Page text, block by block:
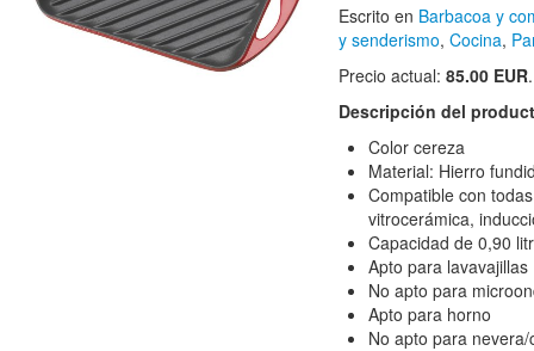
Escrito en Barbacoa y
y senderismo, Cocina,
Precio actual: 85.00 EUR.
Descripción del
Color cereza
Material: Hierro
Compatible con
vitrocerámica,
Capacidad de 0,90
Apto para lavavajillas
No apto para
Apto para horno
No apto para